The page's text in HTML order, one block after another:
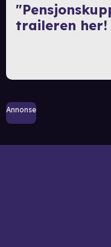
traileren her!
Annonse